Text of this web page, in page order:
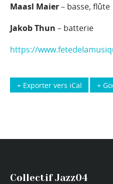
Maasl Maier– basse, flûte
Jakob Thun – batterie
https://
+
+ Exporter vers iCal
Collectif Jazz04